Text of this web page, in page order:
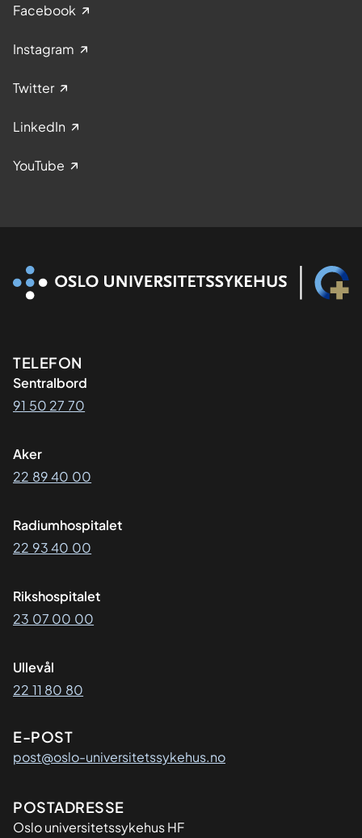
Facebook
Instagram
Twitter
LinkedIn
YouTube
Kontaktinformasjon
TELEFON
Sentralbord
91 50 27 70
Aker
22 89 40 00
Radiumhospitalet
22 93 40 00
Rikshospitalet
23 07 00 00
Ullevål
22 11 80 80
E-POST
post@oslo-universitetssykehus.no
Adresse
POSTADRESSE
Oslo universitetssykehus HF